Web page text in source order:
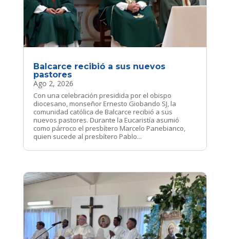
Balcarce recibió a sus nuevos
pastores
Ago 2, 2026
Con una celebración presidida por el obispo
diocesano, monseñor Ernesto Giobando SJ, la
comunidad católica de Balcarce recibió a sus
nuevos pastores. Durante la Eucaristía asumió
como párroco el presbítero Marcelo Panebianco,
quien sucede al presbítero Pablo...